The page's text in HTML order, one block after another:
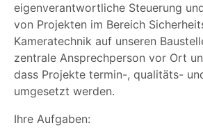
eigenverantwortliche Steuerung
von Projekten im Bereich
Kameratechnik auf unseren
zentrale Ansprechperson vor Ort
dass Projekte termin-, qualitäts-
umgesetzt werden.
Ihre Aufgaben: